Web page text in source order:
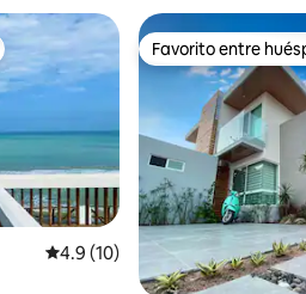
Calificación promedio: 4.9 de 5,
4.9 (10)
Favorito entre
Favorito entre